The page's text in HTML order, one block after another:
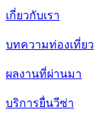
เกี่ยวกับเรา
บทความท่องเที่ยว
ผลงานที่ผ่านมา
บริการยื่นวีซ่า